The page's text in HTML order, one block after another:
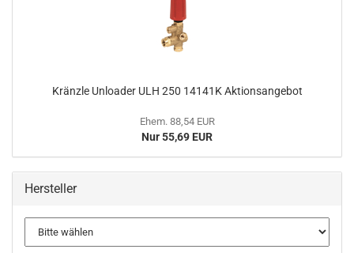
Kränzle Unloader ULH 250 14141K Aktionsangebot
Ehem. 88,54 EUR
Nur 55,69 EUR
Hersteller